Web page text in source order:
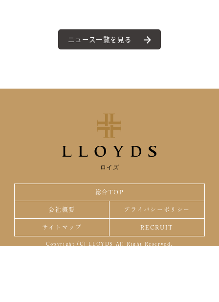
ニュース一覧を見る
ロイズ
総合TOP
会社概要 プライバシーポリシー
サイトマップ RECRUIT
Copyright (C) LLOYDS All Right Reserved.